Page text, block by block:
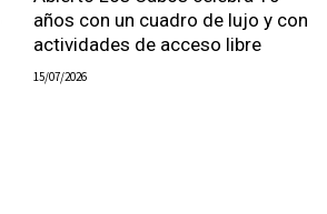
años con un cuadro de lujo y con
actividades de acceso libre
15/07/2026